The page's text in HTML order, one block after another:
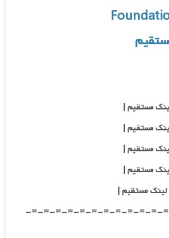
-=-=-=-=-=-=-=-=-=-=-=-